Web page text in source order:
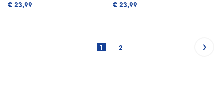
€ 23,99 € 23,99
1 2